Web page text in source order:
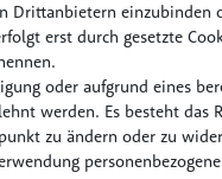
Drittanbietern einzubinden
erst durch gesetzte
oder aufgrund eines
werden. Es besteht das
zu ändern oder zu